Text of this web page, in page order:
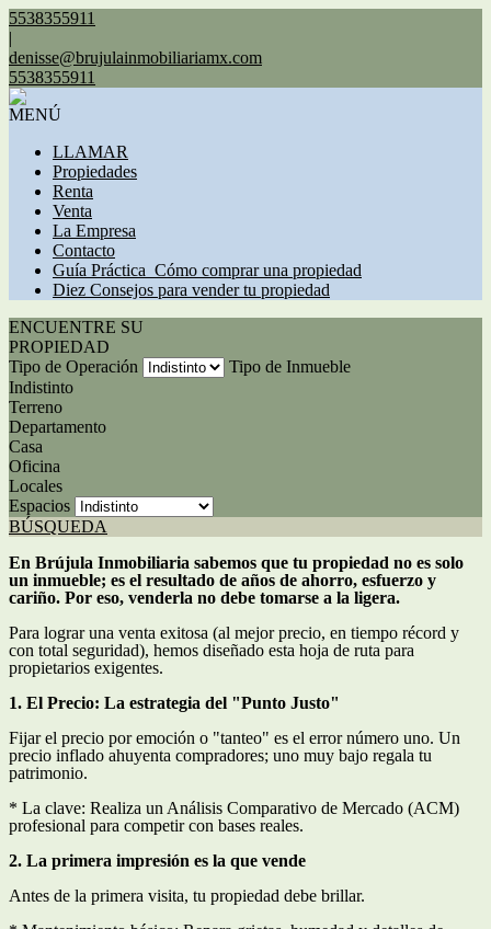
5538355911
|
denisse@brujulainmobiliariamx.com
5538355911
MENÚ
LLAMAR
Propiedades
Renta
Venta
La Empresa
Contacto
Guía Práctica_Cómo comprar una propiedad
Diez Consejos para vender tu propiedad
ENCUENTRE SU
PROPIEDAD
Tipo de Operación
Tipo de Inmueble
Indistinto
Terreno
Departamento
Casa
Oficina
Locales
Espacios
BÚSQUEDA
En Brújula Inmobiliaria sabemos que tu propiedad no es solo
un inmueble; es el resultado de años de ahorro, esfuerzo y
cariño. Por eso, venderla no debe tomarse a la ligera.
Para lograr una venta exitosa (al mejor precio, en tiempo récord y
con total seguridad), hemos diseñado esta hoja de ruta para
propietarios exigentes.
1. El Precio: La estrategia del "Punto Justo"
Fijar el precio por emoción o "tanteo" es el error número uno. Un
precio inflado ahuyenta compradores; uno muy bajo regala tu
patrimonio.
* La clave: Realiza un Análisis Comparativo de Mercado (ACM)
profesional para competir con bases reales.
2. La primera impresión es la que vende
Antes de la primera visita, tu propiedad debe brillar.